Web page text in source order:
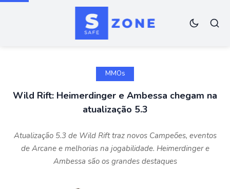
MMOs
Wild Rift: Heimerdinger e Ambessa chegam na
atualização 5.3
Atualização 5.3 de Wild Rift traz novos Campeões, eventos
de Arcane e melhorias na jogabilidade. Heimerdinger e
Ambessa são os grandes destaques